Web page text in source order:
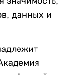
данных и